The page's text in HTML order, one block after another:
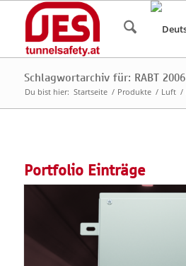
Schlagwortarchiv für: RABT 2006
Du bist hier: Startseite / Produkte / Luft /
Portfolio Einträge